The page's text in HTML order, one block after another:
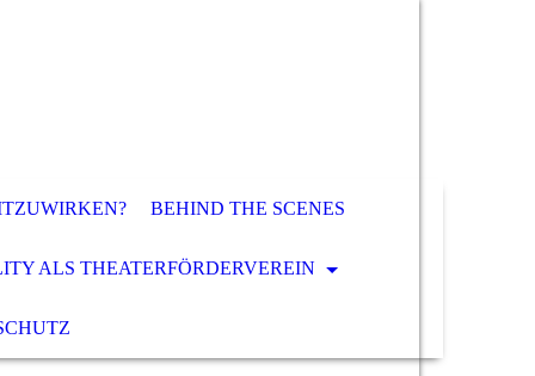
BEHIND THE SCENES
ALS THEATERFÖRDERVEREIN